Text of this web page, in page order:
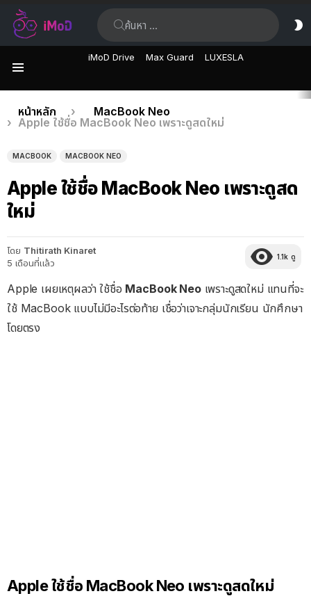
iMoD Drive Max Guard LUXESLA
เรื่อง
ล่าสุด
คุณอยู่ที่นี่:
หน้าหลัก
MacBook Neo
Apple ใช้ชื่อ MacBook Neo เพราะดูสดใหม่
MACBOOK MACBOOK NEO
Apple ใช้ชื่อ MacBook Neo เพราะดูสด
ใหม่
โดย Thitirath Kinaret
5 เดือนที่แล้ว
1.1k ดู
Apple เผยเหตุผลว่า ใช้ชื่อ MacBook Neoเพราะดูสดใหม่ แทนที่จะ
ใช้ MacBook แบบไม่มีอะไรต่อท้าย เชื่อว่าเจาะกลุ่มนักเรียน นักศึกษา
โดยตรง
Apple ใช้ชื่อ MacBook Neo เพราะดูสดใหม่